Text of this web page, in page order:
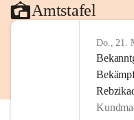
Amtstafel
Do., 21.